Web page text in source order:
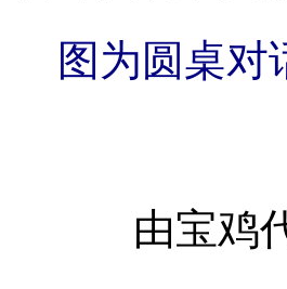
图为圆桌
由宝鸡代